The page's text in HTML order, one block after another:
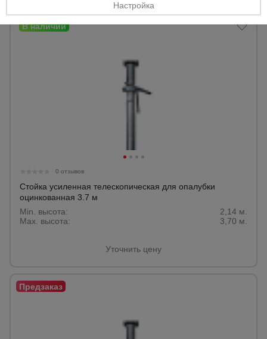
0 отзывов
Стойка усиленная телескопическая для опалубки
оцинкованная 3.7 м
Min. высота:
2,14 м.
Max. высота:
3,70 м.
Уточнить цену
Настройка